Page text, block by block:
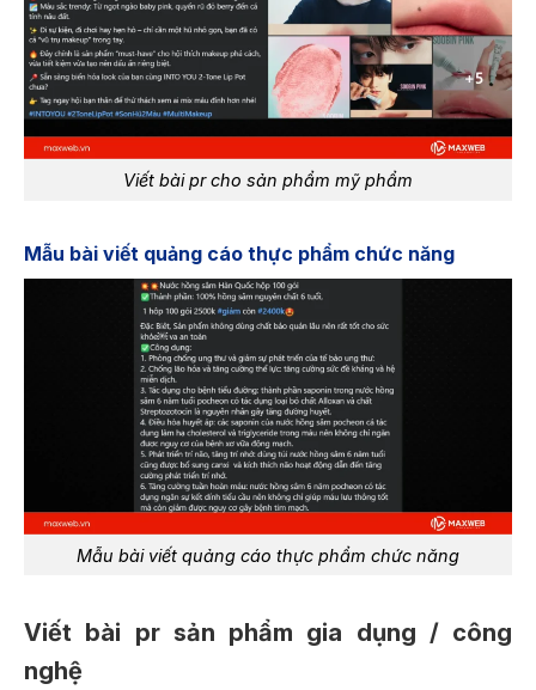
Viết bài pr cho sản phẩm mỹ phẩm
Mẫu bài viết quảng cáo thực phẩm chức năng
Mẫu bài viết quảng cáo thực phẩm chức năng
Viết bài pr sản phẩm gia dụng / công
nghệ